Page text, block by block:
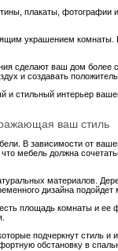
плакаты,
украшением
сделают ваш дом более
и создавать
и стильный интерьер
ваш стиль
В зависимости от
мебель должна
материалов.
дизайна
площадь комнаты и ее
подчеркнут стиль
обстановку в